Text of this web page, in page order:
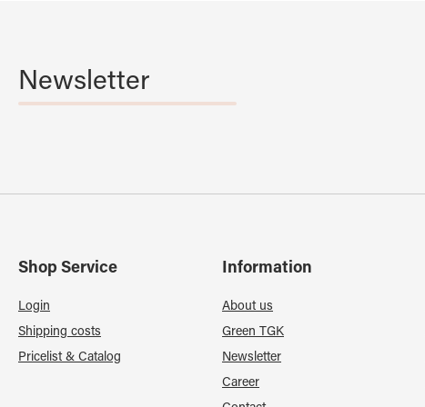
Newsletter
Shop Service
Login
Shipping costs
Pricelist & Catalog
Information
About us
Green TGK
Newsletter
Career